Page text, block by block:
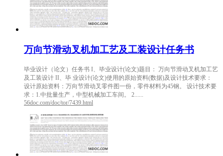
万向节滑动叉机加工艺及工装设计任务书
毕业设计（论文）任务书 I、毕业设计(论文)题目： 万向节滑动叉机加工艺
及工装设计 II、毕 业设计(论文)使用的原始资料(数据)及设计技术要求：
设计原始资料：万向节滑动叉零件图一份，零件材料为45钢。 设计技术要
求：1.中批量生产，中型机械加工车间。 2......
56doc.com/doc/tor/7439.html